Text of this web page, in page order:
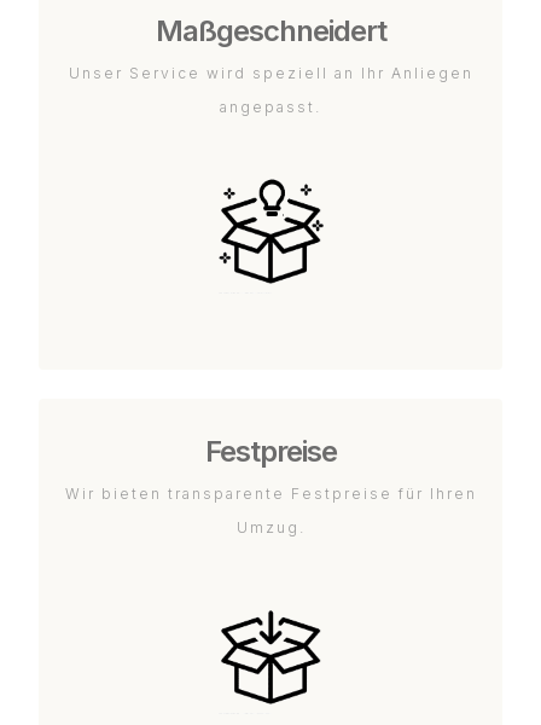
Maßgeschneidert
Unser Service wird speziell an Ihr Anliegen
angepasst.
Festpreise
Wir bieten transparente Festpreise für Ihren
Umzug.